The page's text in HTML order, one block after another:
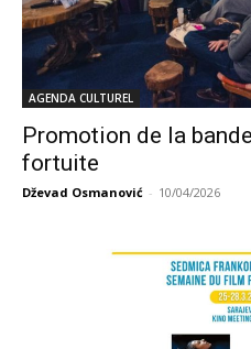
AGENDA CULTUREL
Promotion de la
fortuite
Dževad Osmanović - 10/04/2026